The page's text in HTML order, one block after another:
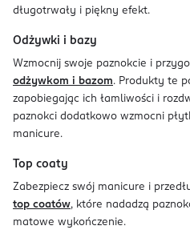
długotrwały i piękny efekt.
Odżywki i bazy
Wzmocnij swoje paznokcie i
odżywkom i bazom. Produkty te
zapobiegając ich łamliwości i
paznokci dodatkowo wzmocni
manicure.
Top coaty
Zabezpiecz swój manicure i
top coatów, które nadadzą
matowe wykończenie.